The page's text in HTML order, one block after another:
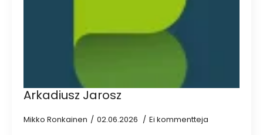
Arkadiusz Jarosz
Mikko Ronkainen 02.06.2026 Ei kommentteja